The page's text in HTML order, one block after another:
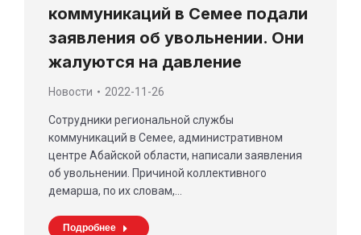
коммуникаций в Семее подали
заявления об увольнении. Они
жалуются на давление
Новости 2022-11-26
Сотрудники региональной службы
коммуникаций в Семее, административном
центре Абайской области, написали заявления
об увольнении. Причиной коллективного
демарша, по их словам,…
Подробнее